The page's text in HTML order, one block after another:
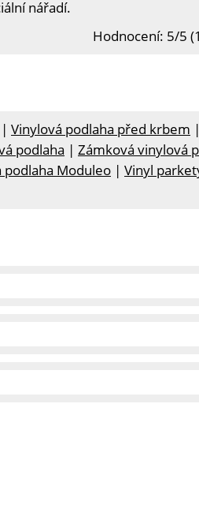
nářadí.
Hodnocení: 5/5
| Vinylová podlaha před krbem |
podlaha | Zámková vinylová
podlaha Moduleo | Vinyl